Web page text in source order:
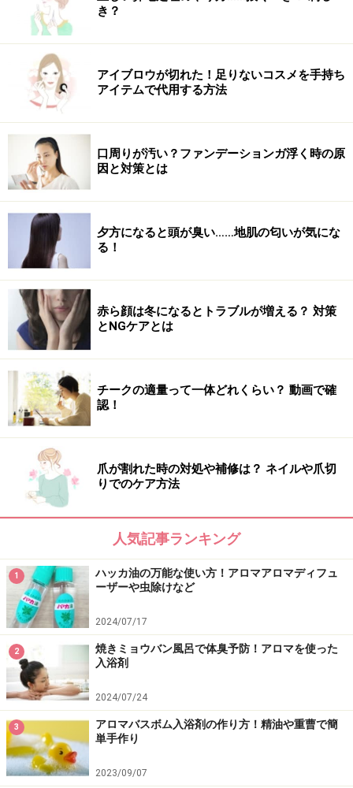
き？
アイブロウが切れた！足りないコスメを手持ち
アイテムで代用する方法
口周りが汚い？ファンデーションガ浮く時の原
因と対策とは
夕方になると頭が臭い……地肌の匂いが気にな
る！
赤ら顔は冬になるとトラブルが増える？ 対策
とNGケアとは
チークの適量って一体どれくらい？ 動画で確
認！
爪が割れた時の対処や補修は？ ネイルや爪切
りでのケア方法
人気記事ランキング
1
ハッカ油の万能な使い方！アロマアロマディフュ
ーザーや虫除けなど
2024/07/17
2
焼きミョウバン風呂で体臭予防！アロマを使った
入浴剤
2024/07/24
3
アロマバスボム入浴剤の作り方！精油や重曹で簡
単手作り
2023/09/07